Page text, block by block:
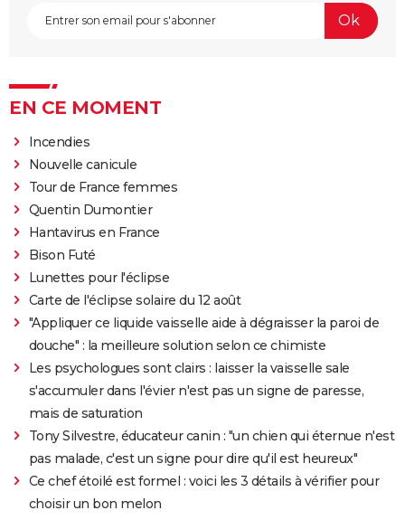
EN CE MOMENT
Incendies
Nouvelle canicule
Tour de France femmes
Quentin Dumontier
Hantavirus en France
Bison Futé
Lunettes pour l'éclipse
Carte de l'éclipse solaire du 12 août
"Appliquer ce liquide vaisselle aide à dégraisser la paroi de
douche" : la meilleure solution selon ce chimiste
Les psychologues sont clairs : laisser la vaisselle sale
s'accumuler dans l'évier n'est pas un signe de paresse,
mais de saturation
Tony Silvestre, éducateur canin : "un chien qui éternue n'est
pas malade, c'est un signe pour dire qu'il est heureux"
Ce chef étoilé est formel : voici les 3 détails à vérifier pour
choisir un bon melon